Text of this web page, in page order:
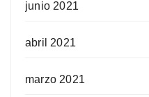
junio 2021
abril 2021
marzo 2021